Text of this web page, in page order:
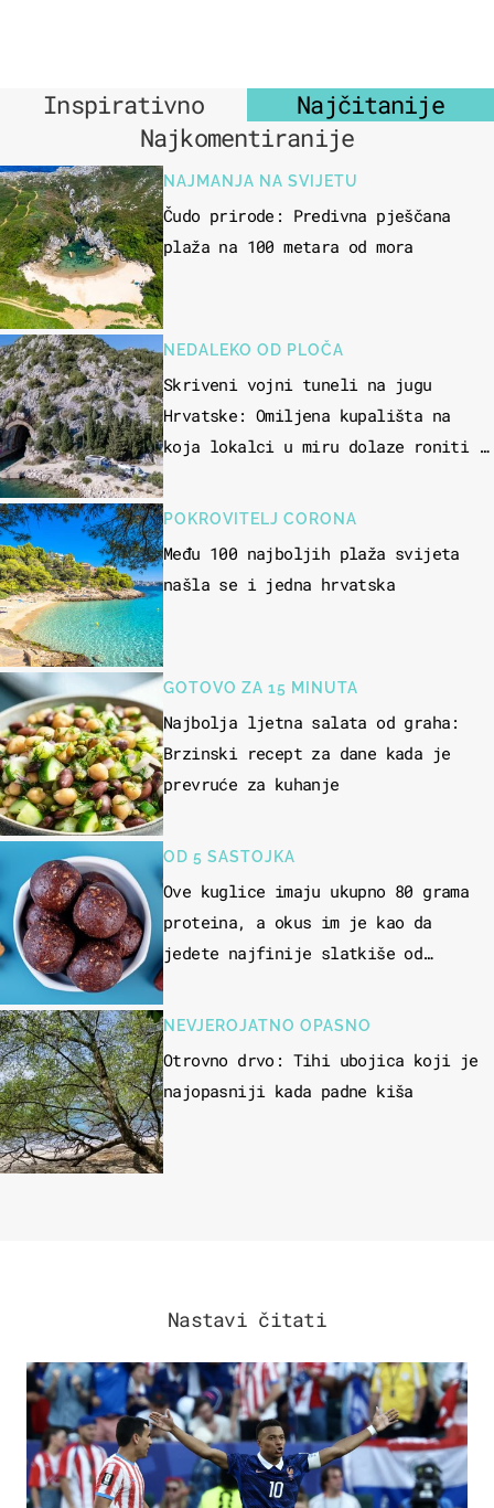
Inspirativno
Najčitanije
Najkomentiranije
NAJMANJA NA SVIJETU
Čudo prirode: Predivna pješčana
plaža na 100 metara od mora
NEDALEKO OD PLOČA
Skriveni vojni tuneli na jugu
Hrvatske: Omiljena kupališta na
koja lokalci u miru dolaze roniti i
POKROVITELJ CORONA
Među 100 najboljih plaža svijeta
našla se i jedna hrvatska
GOTOVO ZA 15 MINUTA
Najbolja ljetna salata od graha:
Brzinski recept za dane kada je
prevruće za kuhanje
OD 5 SASTOJKA
Ove kuglice imaju ukupno 80 grama
proteina, a okus im je kao da
jedete najfinije slatkiše od
NEVJEROJATNO OPASNO
Otrovno drvo: Tihi ubojica koji je
najopasniji kada padne kiša
Nastavi čitati
SVJETSKO PRVENSTVO 2026